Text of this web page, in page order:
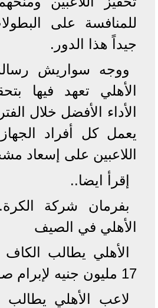
للمنافسة على
جيداً هذا الدور.
ووجه سواريش
الأهلي تعهد فيها
الأداء الأفضل خلال
يعمل كل أفراد
اللاعبين على إسعاد
إقرأ ايضا..
بفرمان شركة
الأهلي في الصيف
الأهلي يطالب
17 مليون جنيه لإبرام صفقات جديدة
لاعب الأهلي يطالب